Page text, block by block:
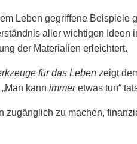
Leben gegriffene Beispiele
aller wichtigen Ideen
der Materialien erleichtert.
für das Leben zeigt
kann immeretwas tun“
zugänglich zu machen,